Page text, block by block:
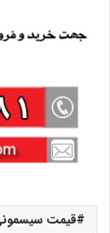
قیمت